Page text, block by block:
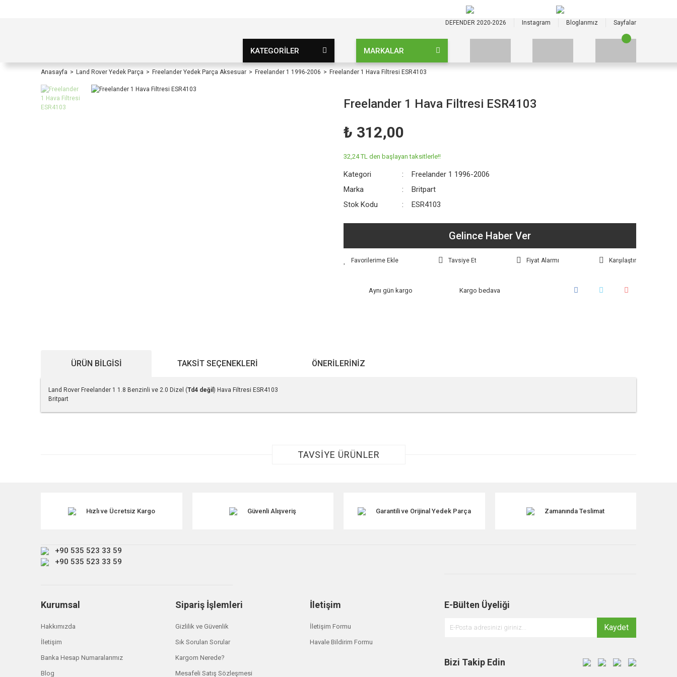
DEFENDER 2020-2026 Instagram Bloglarımız Sayfalar
KATEGORİLER MARKALAR
Anasayfa Land Rover Yedek Parça Freelander Yedek Parça Aksesuar Freelander 1 1996-2006 Freelander 1 Hava Filtresi ESR4103
Freelander 1 Hava Filtresi ESR4103
₺ 312,00
32,24 TL den başlayan taksitlerle!!
Kategori
Freelander 1 1996-2006
Marka
Britpart
Stok Kodu
ESR4103
Gelince Haber Ver
Tavsiye Et Fiyat Alarmı Karşılaştır
Aynı gün kargo Kargo bedava
ÜRÜN BILGISI TAKSIT SEÇENEKLERI ÖNERILERINIZ
Land Rover Freelander 1 1.8 Benzinli ve 2.0 Dizel (Td4 değil ) Hava Filtresi ESR4103
Britpart
Bu ürüne benzer farklı alternatifler olmalı.
TAVSİYE ÜRÜNLER
Freelander 1 Hava Filtresi ESR4103
₺ 507,00
Hızlı ve Ücretsiz Kargo Güvenli Alışveriş Garantili ve Orijinal Yedek Parça Zamanında Teslimat
+90 535 523 33 59
+90 535 523 33 59
Kurumsal
Hakkımızda
İletişim
Banka Hesap Numaralarımız
Blog
Sipariş İşlemleri
Gizlilik ve Güvenlik
Sık Sorulan Sorular
Kargom Nerede?
Mesafeli Satış Sözleşmesi
İletişim
İletişim Formu
Havale Bildirim Formu
E-Bülten Üyeliği
Kaydet
Bizi Takip Edin